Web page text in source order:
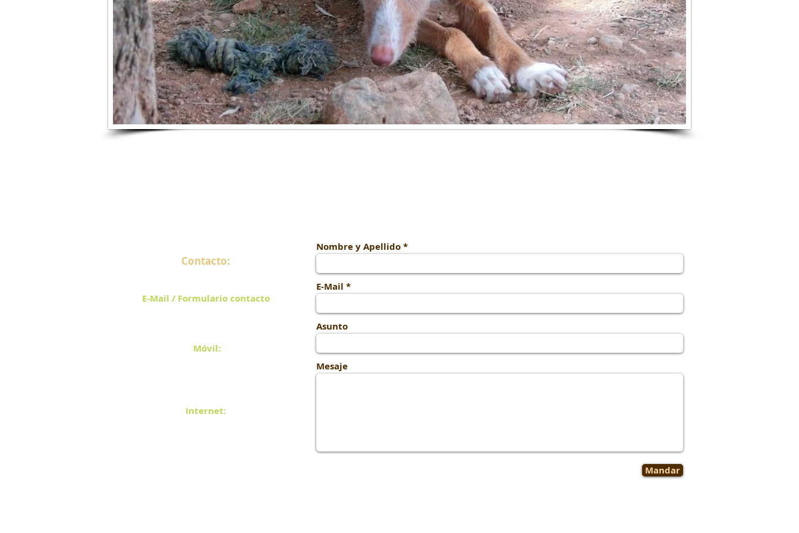
Contacto:
E-Mail / Formulario contacto
Móvil:
Internet:
Nombre y Apellido
E-Mail
Asunto
Mesaje
Mandar